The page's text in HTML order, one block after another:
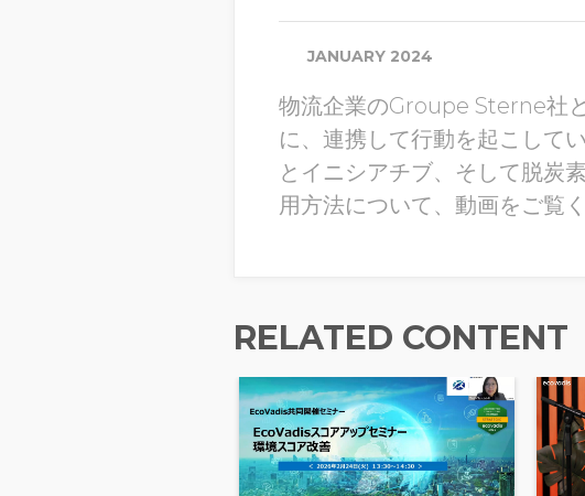
JANUARY 2024
物流企業のGroupe Sterne社
に、連携して行動を起こして
とイニシアチブ、そして脱炭
用方法について、動画をご覧く
RELATED CONTENT